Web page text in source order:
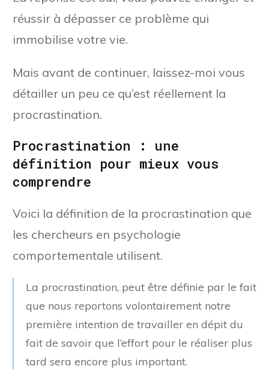
réussir à dépasser ce problème qui
immobilise votre vie.
Mais avant de continuer, laissez-moi vous
détailler un peu ce qu’est réellement la
procrastination.
Procrastination : une
définition pour mieux vous
comprendre
Voici la définition de la procrastination que
les chercheurs en psychologie
comportementale utilisent.
La procrastination, peut être définie par le fait
que nous reportons volontairement notre
première intention de travailler en dépit du
fait de savoir que l’effort pour le réaliser plus
tard sera encore plus important.